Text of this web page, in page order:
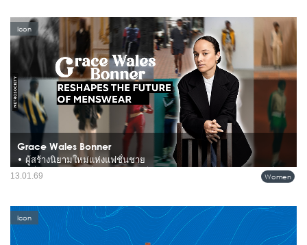
Grace Wales Bonner
• ผู้สร้างนิยามใหม่แห่งแฟชั่นชาย
คือหนึ่งในนักออกแบบที่ไม่เพียงสร้างแฟชั่นชาย แต่สร้าง "วิธีคิดใหม่" สำหรับแฟชั่น
ผู้ชายในศตวรรษที่ 21 ด้วยการผสมผสานงานตัดเย็บชั้นสูง วัฒนธรรมกีฬา และการวิจัย
Icon
Women
13.01.69
Icon